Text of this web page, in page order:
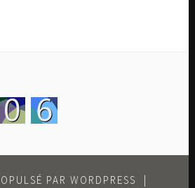
PAR WORDPRESS |